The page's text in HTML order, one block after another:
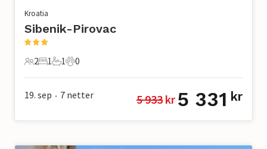
Kroatia
Sibenik-Pirovac
2 Gjester
2
1 Soverom
1
1 Bad
1
0 Kjæledyr
0
19. sep • 7 netter 5 933 kr 5 331 kr